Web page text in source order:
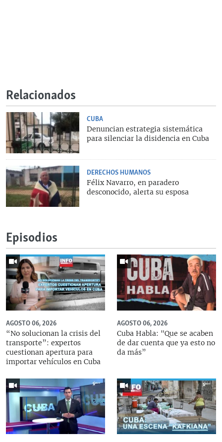
Relacionados
CUBA
Denuncian estrategia sistemática
para silenciar la disidencia en Cuba
DERECHOS HUMANOS
Félix Navarro, en paradero
desconocido, alerta su esposa
Episodios
AGOSTO 06, 2026
“No solucionan la crisis del
transporte”: expertos
cuestionan apertura para
importar vehículos en Cuba
AGOSTO 06, 2026
Cuba Habla: "Que se acaben
de dar cuenta que ya esto no
da más”